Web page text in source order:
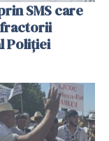
SMS care
Poliției